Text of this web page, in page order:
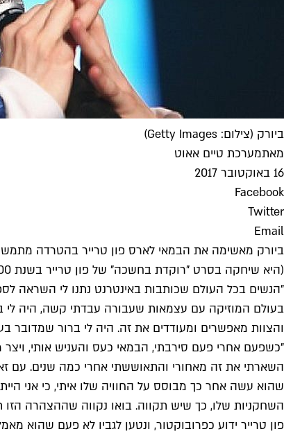
ביורק (צילום: Getty Images)
מאתמערכת טיים אאוט
16 באוקטובר 2017
Facebook
Twitter
Email
ביורק מאשימה את הבמאי לארס פון טרייר בהטרדה
(היא שיחקה בסרט "רוקדת בחשכה" של פון טרייר בשנת 2000), ומציינת שאחרי שהתעמתה איתו הוא שינה מעט את דרכיו.
"הנשים בכל העולם שכותבות באינטרנט נתנו לי השראה
בעולם המוזיקה עם עצמאות שעבורה עבדתי קשה, היה
והצוות מאפשרים ומעודדים את זה. היה לי ברור שמדובר
"כשפעם אחרי פעם סירבתי, הבמאי כעס והעניש אותי,
השארתי את זה מאחורי והתאוששתי אחרי כמה שנים. עם
שהוא עשה אחר כך מבוסס על החוויה שלו איתי, כי אני
השחקניות שלו, כך שיש תקווה. בואו נקווה שההצהרה הזו
פון טרייר ידוע כפרובוקטור, ונטען לגביו לא פעם שהוא